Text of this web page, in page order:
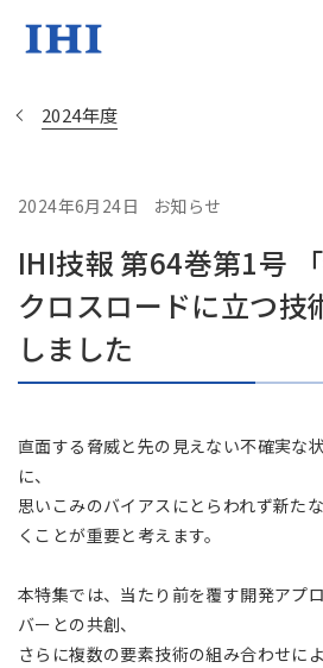
現在は日本サイトをご
アジア大洋州 (English)
その他
2024年度
2024年6月24日 お知らせ
IHI技報 第64巻第1号
クロスロードに立つ技
しました
直面する脅威と先の見えない不確実な
に、
思いこみのバイアスにとらわれず新た
くことが重要と考えます。
本特集では、当たり前を覆す開発アプ
バーとの共創、
さらに複数の要素技術の組み合わせに